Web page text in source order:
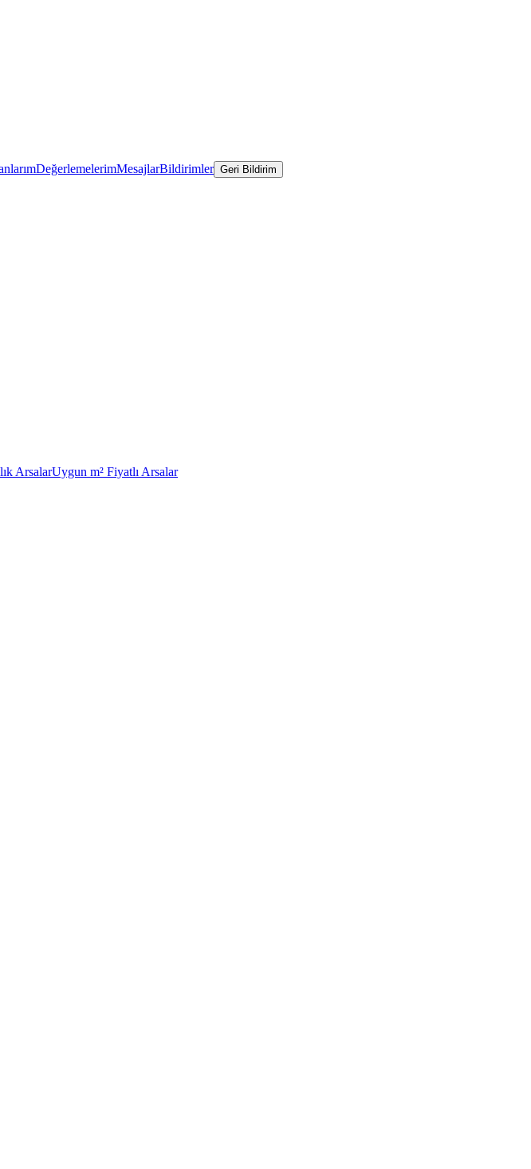
DeğerlemelerimMesajlarBildirimler Geri Bildirim
ArsalarUygun m² Fiyatlı Arsalar